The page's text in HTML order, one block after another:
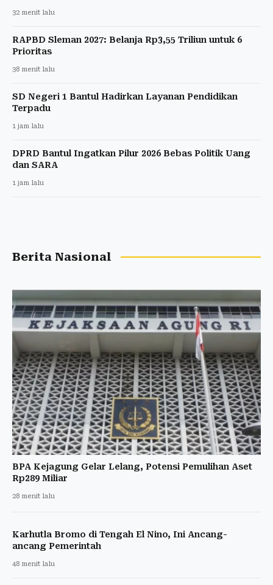
32 menit lalu
RAPBD Sleman 2027: Belanja Rp3,55 Triliun untuk 6
Prioritas
38 menit lalu
SD Negeri 1 Bantul Hadirkan Layanan Pendidikan
Terpadu
1 jam lalu
DPRD Bantul Ingatkan Pilur 2026 Bebas Politik Uang
dan SARA
1 jam lalu
Berita Nasional
BPA Kejagung Gelar Lelang, Potensi Pemulihan Aset
Rp289 Miliar
28 menit lalu
Karhutla Bromo di Tengah El Nino, Ini Ancang-
ancang Pemerintah
48 menit lalu